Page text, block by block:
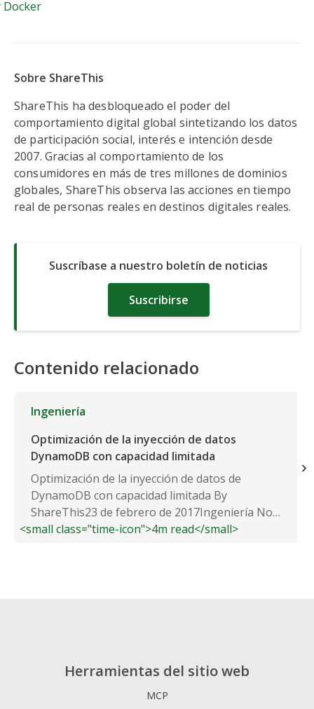
Docker
Sobre ShareThis
ShareThis ha desbloqueado el poder del
comportamiento digital global sintetizando los datos
de participación social, interés e intención desde
2007. Gracias al comportamiento de los
consumidores en más de tres millones de dominios
globales, ShareThis observa las acciones en tiempo
real de personas reales en destinos digitales reales.
Suscríbase a nuestro boletín de noticias
Suscribirse
Contenido relacionado
Ingeniería
Optimización de la inyección de datos
DynamoDB con capacidad limitada
Optimización de la inyección de datos de
DynamoDB con capacidad limitada By
ShareThis23 de febrero de 2017Ingeniería No
Comments 0 Recientemente nos...
<small class="time-icon">4m read</small>
Herramientas del sitio web
MCP